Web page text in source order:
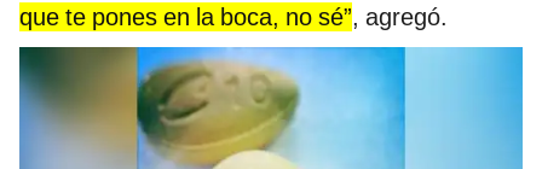
que te pones en la boca, no sé”, agregó.